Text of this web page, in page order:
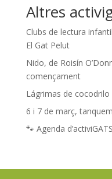
Altres
Clubs de lectura
El Gat Pelut
Nido, de Roisín
començament
Lágrimas de cocodrilo
6 i 7 de març,
🐾 Agenda